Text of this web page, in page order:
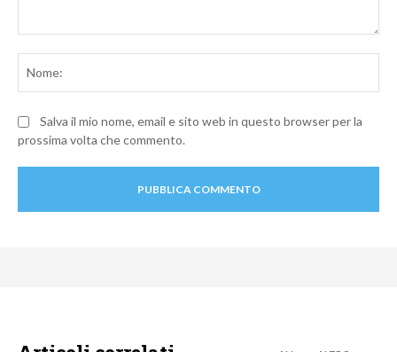
Salva il mio nome, email e sito web in questo browser per la
prossima volta che commento.